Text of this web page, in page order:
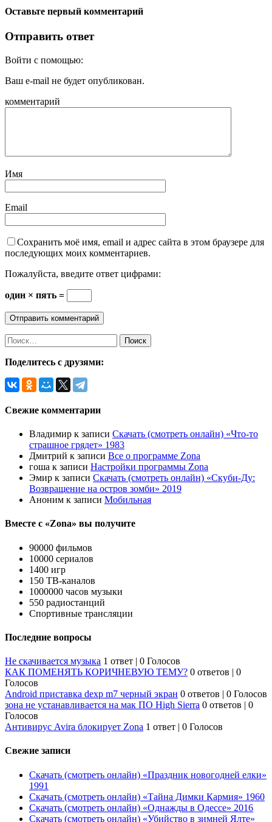
Оставьте первый комментарий
Отправить ответ
Войти с помощью:
Ваш e-mail не будет опубликован.
комментарий
Имя
Email
Сохранить моё имя, email и адрес сайта в этом браузере для
последующих моих комментариев.
Пожалуйста, введите ответ цифрами:
один × пять =
Поделитесь с друзями:
Свежие комментарии
Владимир к записи Скачать (смотреть онлайн) «Что-то
страшное грядет» 1983
Дмитрий к записи Все о программе Zona
гоша к записи Настройки программы Zona
Эмир к записи Скачать (смотреть онлайн) «Скуби-Ду:
Возвращение на остров зомби» 2019
Аноним к записи Мобильная
Вместе с «Zona» вы получите
90000 фильмов
10000 сериалов
1400 игр
150 ТВ-каналов
1000000 часов музыки
550 радиостанций
Спортивные трансляции
Последние вопросы
Не скачивается музыка 1 ответ | 0 Голосов
КАК ПОМЕНЯТЬ КОРИЧНЕВУЮ ТЕМУ? 0 ответов | 0
Голосов
Android приставка dexp m7 черный экран 0 ответов | 0 Голосов
зона не устанавливается на мак ПО High Sierra 0 ответов | 0
Голосов
Антивирус Avira блокирует Zona 1 ответ | 0 Голосов
Свежие записи
Скачать (смотреть онлайн) «Праздник новогодней елки»
1991
Скачать (смотреть онлайн) «Тайна Димки Кармия» 1960
Скачать (смотреть онлайн) «Однажды в Одессе» 2016
Скачать (смотреть онлайн) «Убийство в зимней Ялте»